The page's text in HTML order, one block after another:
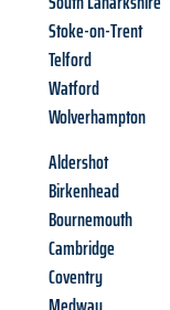
Stoke-on-Trent
Telford
Watford
Wolverhampton
Aldershot
Birkenhead
Bournemouth
Cambridge
Coventry